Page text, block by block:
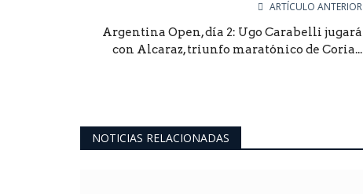
ARTÍCULO ANTERIOR
Argentina Open, día 2: Ugo Carabelli jugará
con Alcaraz, triunfo maratónico de Coria...
NOTICIAS RELACIONADAS